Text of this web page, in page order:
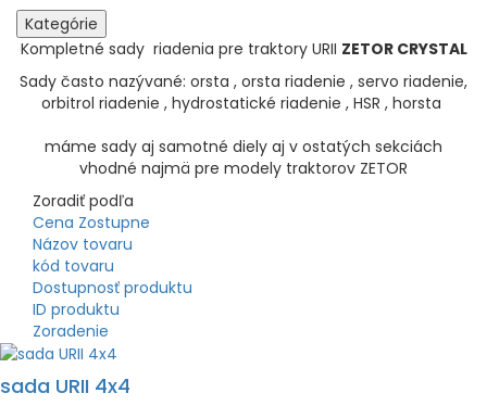
Kategórie
Kompletné sady riadenia pre traktory URII ZETOR CRYSTAL
Sady často nazývané: orsta , orsta riadenie , servo riadenie,
orbitrol riadenie , hydrostatické riadenie , HSR , horsta
máme sady aj samotné diely aj v ostatých sekciách
vhodné najmä pre modely traktorov ZETOR
Zoradiť podľa
Cena Zostupne
Názov tovaru
kód tovaru
Dostupnosť produktu
ID produktu
Zoradenie
sada URII 4x4